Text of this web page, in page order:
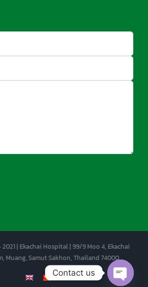
| Ekachai Hospital | 99/9 Moo 4, Ekachai
Muang, Samut Sakhon, Thailand 74000
EN CNContact us